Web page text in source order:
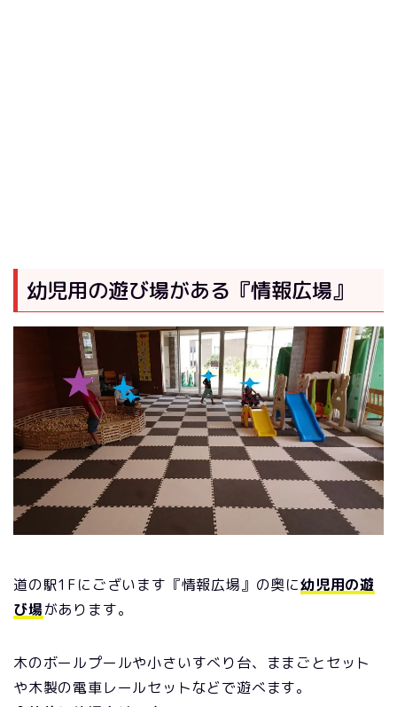
幼児用の遊び場がある『情報広場』
道の駅1Fにございます『情報広場』の奥に幼児用の遊
び場があります。
木のボールプールや小さいすべり台、ままごとセット
や木製の電車レールセットなどで遊べます。